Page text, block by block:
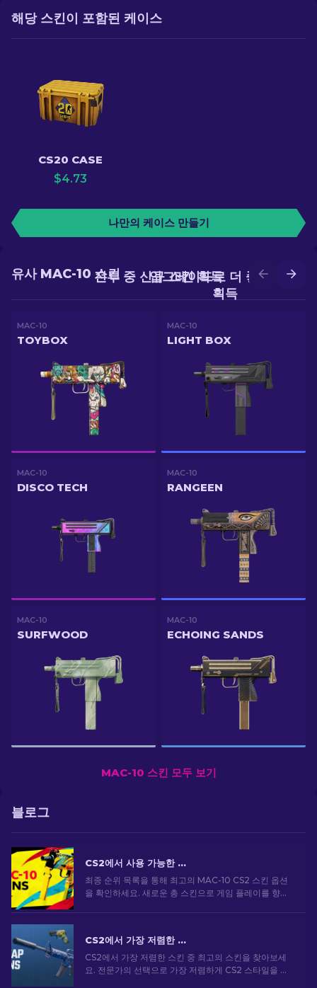
해당 스킨이 포함된 케이스
CS20 CASE
$4.73
나만의 케이스 만들기
업그레이드로 더 좋은 스킨
획득
전투 중 신규 스킨 획득
유사 MAC-10 스킨
MAC-10
TOYBOX
MAC-10
LIGHT BOX
MAC-10
DISCO TECH
MAC-10
RANGEEN
MAC-10
SURFWOOD
MAC-10
ECHOING SANDS
MAC-10 스킨 모두 보기
블로그
CS2에서 사용 가능한 상위 MAC-10 스킨: 순위 목록 [2026]
최종 순위 목록을 통해 최고의 MAC-10 CS2 스킨 옵션
을 확인하세요. 새로운 총 스킨으로 게임 플레이를 향상
CS2에서 가장 저렴한 스킨 [2026]
CS2에서 가장 저렴한 스킨 중 최고의 스킨을 찾아보세
요. 전문가의 선택으로 가장 저렴하게 CS2 스타일을 업